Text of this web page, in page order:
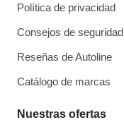
Política de privacidad
Consejos de seguridad
Reseñas de Autoline
Catálogo de marcas
Nuestras ofertas